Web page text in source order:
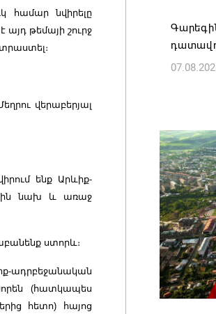
համար նվիրելը
այդ թեմայի շուրջ
վերաբերյալ
ենք Արևիք-
նախ և առաջ
ստորև։
ադրբեջանական
(հատկապես
հետո) հայոց
Հայ
և
նիստը